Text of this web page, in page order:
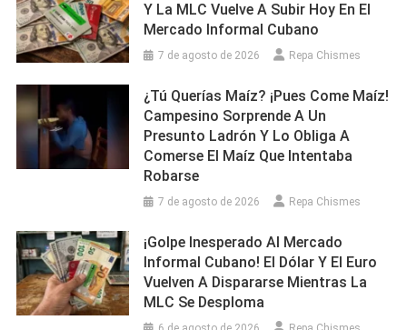
Y La MLC Vuelve A Subir Hoy En El
Mercado Informal Cubano
7 de agosto de 2026 Repa Chismes
¿Tú Querías Maíz? ¡Pues Come Maíz!
Campesino Sorprende A Un
Presunto Ladrón Y Lo Obliga A
Comerse El Maíz Que Intentaba
Robarse
7 de agosto de 2026 Repa Chismes
¡Golpe Inesperado Al Mercado
Informal Cubano! El Dólar Y El Euro
Vuelven A Dispararse Mientras La
MLC Se Desploma